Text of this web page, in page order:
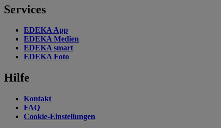
Services
EDEKA App
EDEKA Medien
EDEKA smart
EDEKA Foto
Hilfe
Kontakt
FAQ
Cookie-Einstellungen